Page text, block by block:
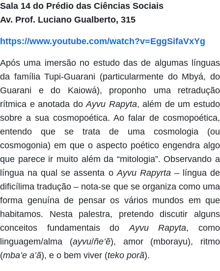
Sala 14 do Prédio das Ciências Sociais
Av. Prof. Luciano Gualberto, 315
https://www.youtube.com/watch?v=EggSifaVxYg
Após uma imersão no estudo das de algumas línguas
da família Tupi-Guarani (particularmente do Mbyá, do
Guarani e do Kaiowá), proponho uma retradução
rítmica e anotada doAyvu Rapyta, além deum estudo
sobre a sua cosmopoética. Ao falar de cosmopoética,
entendo que se trata de uma cosmologia (ou
cosmogonia) em que o aspecto poético engendra algo
que parece ir muito além da “mitologia”. Observando a
língua na qual se assenta o Ayvu Rapyrta – língua de
dificílima tradução – nota-se que se organiza como uma
forma genuína de pensar os vários mundos em que
habitamos. Nesta palestra, pretendo discutir alguns
conceitos fundamentais do Ayvu Rapyta, como
linguagem/alma (ayvu/ñe’ẽ), amor (mborayu), ritmo
(mba’e a’ã), e o bem viver (teko porã).